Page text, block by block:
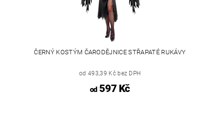
ČERNÝ KOSTÝM ČARODĚJNICE STŘAPATÉ RUKÁVY
od 493,39 Kč bez DPH
od597 Kč